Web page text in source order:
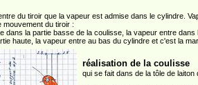
du tiroir que la vapeur est admise dans le cylindre.
du tiroir :
dans la partie basse de la coulisse, la vapeur entre
haute, la vapeur entre au bas du cylindre et c'est la
réalisation de la coulisse
qui se fait dans de la tôle de laiton